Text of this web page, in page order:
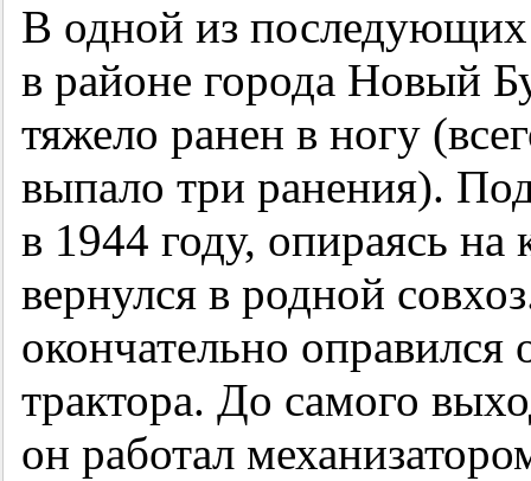
В одной из последующих
в районе города Новый
тяжело ранен в ногу
выпало три ранения).
в 1944 году, опираясь на
вернулся в родной
окончательно оправился
трактора. До самого
он работал